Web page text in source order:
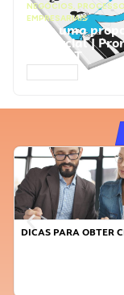
NEGÓCIOS,
EMPRESARIAIS
Faça uma
comercial |
ChatGPT
DICAS PARA OBTER